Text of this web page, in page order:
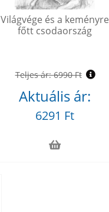
Világvége és a keményre
főtt csodaország
Teljes ár:6990 Ft
Aktuális ár:
6291 Ft